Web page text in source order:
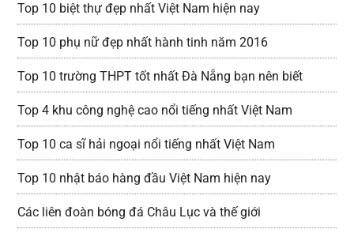
Top 10 biệt thự đẹp nhất Việt Nam hiện nay
Top 10 phụ nữ đẹp nhất hành tinh năm 2016
Top 10 trường THPT tốt nhất Đà Nẵng bạn nên biết
Top 4 khu công nghệ cao nổi tiếng nhất Việt Nam
Top 10 ca sĩ hải ngoại nổi tiếng nhất Việt Nam
Top 10 nhật báo hàng đầu Việt Nam hiện nay
Các liên đoàn bóng đá Châu Lục và thế giới